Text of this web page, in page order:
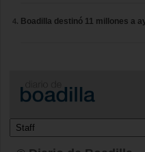
Boadilla destinó 11 millones a